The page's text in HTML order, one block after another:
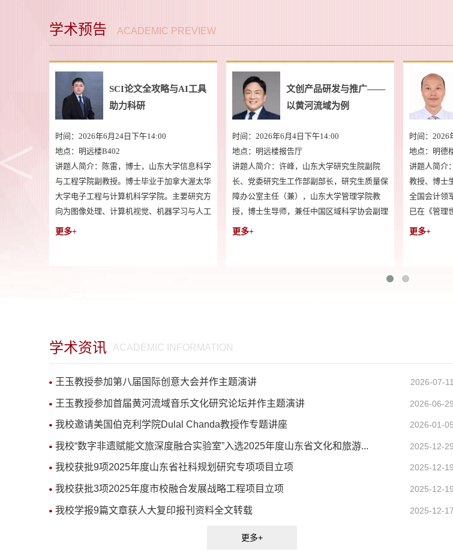
学术预告 ACADEMIC PREVIEW
创产品研发与推广——
，山东大学研究生院副院
作部副部长，研究生质量保
），山东大学管理学院教
兼任中国区域科学协会副理
旅游部优秀专家、国家首批
& Tourism Marketing》和
and Tourism
内外核心期刊累计发表论
会计学术论坛：社科项目
申报论证与要点解析
时间：2026年5月6日下午14:00
讲题人简介：郑建明，男，对外经济贸易大学
教授、博士生导师，财务管理系主任。财政部
全国会计领军人才，教育部新世纪优秀人才。
已在《管理世界》《会计研究》《审计研究》
《金融研究》等期刊发表学术论文一百余篇，
中外合作办学提质增效暨
“十五五”规划编制指导
时间：2026年4月13日上午10:00
地点：明德楼668会议室
讲题人简介：王剑波，华东师范大学高等教育
学博士，北京师范大学国际与比较教育博士
后，高等教育学教授， 曲阜师范大学博士生
导师。现任山东省教育国际交流与合作研究中
心（山东财经大学国际与比较教育研究院）主
学术资讯 ACADEMIC INFORMATION
王玉教授参加第八届国际创意大会并作主题演讲 2026-07-11
王玉教授参加首届黄河流域音乐文化研究论坛并作主题演讲 2026-06-29
我校邀请美国伯克利学院Dulal Chanda教授作专题讲座 2026-01-05
我校“数字非遗赋能文旅深度融合实验室”入选2025年度山东省文化和旅游... 2025-12-29
我校获批9项2025年度山东省社科规划研究专项项目立项 2025-12-19
我校获批3项2025年度市校融合发展战略工程项目立项 2025-12-19
我校学报9篇文章获人大复印报刊资料全文转载 2025-12-17
更多+